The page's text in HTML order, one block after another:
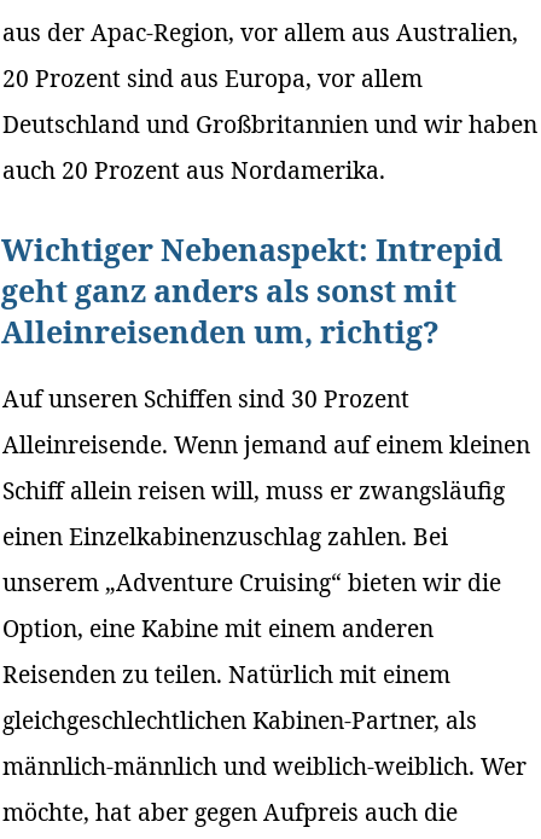
aus der Apac-Region, vor allem aus Australien,
20 Prozent sind aus Europa, vor allem
Deutschland und Großbritannien und wir haben
auch 20 Prozent aus Nordamerika.
Wichtiger Nebenaspekt: Intrepid
geht ganz anders als sonst mit
Alleinreisenden um, richtig?
Auf unseren Schiffen sind 30 Prozent
Alleinreisende. Wenn jemand auf einem kleinen
Schiff allein reisen will, muss er zwangsläufig
einen Einzelkabinenzuschlag zahlen. Bei
unserem „Adventure Cruising“ bieten wir die
Option, eine Kabine mit einem anderen
Reisenden zu teilen. Natürlich mit einem
gleichgeschlechtlichen Kabinen-Partner, als
männlich-männlich und weiblich-weiblich. Wer
möchte, hat aber gegen Aufpreis auch die